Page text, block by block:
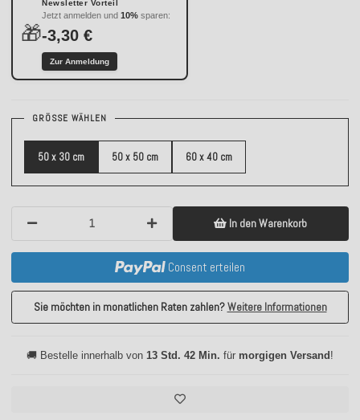
🎁
Newsletter Vorteil
Jetzt anmelden und 10% sparen:
-3,30 €
Zur Anmeldung
GRÖSSE WÄHLEN
50 x 30 cm 50 x 50 cm 60 x 40 cm
In den Warenkorb
Consent erteilen
Sie möchten in monatlichen Raten zahlen?Weitere Informationen
🚚 Bestelle innerhalb von 13 Std. 42 Min. für morgigen Versand!